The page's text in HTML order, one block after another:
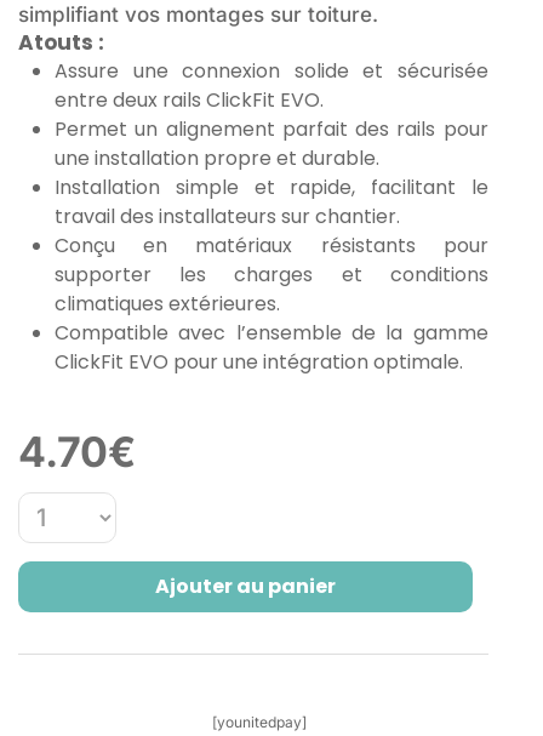
simplifiant vos montages sur toiture.
Atouts :
Assure une connexion solide et sécurisée
entre deux rails ClickFit EVO.
Permet un alignement parfait des rails pour
une installation propre et durable.
Installation simple et rapide, facilitant le
travail des installateurs sur chantier.
Conçu en matériaux résistants pour
supporter les charges et conditions
climatiques extérieures.
Compatible avec l’ensemble de la gamme
ClickFit EVO pour une intégration optimale.
4.70€
Ajouter au panier
[younitedpay]